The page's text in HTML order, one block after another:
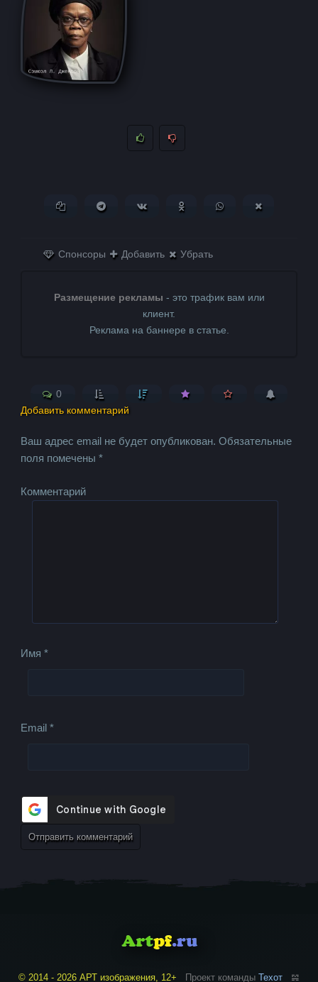
Копировать ссылкуПоделиться в Telegram
Поделиться ВКонтактеПоделиться в
Поделиться в
Спонсоры Добавить Убрать
Размещение рекламы - это трафик вам или
клиент.
Реклама на баннере в статье.
0
Добавить комментарий
Ваш адрес email не будет опубликован. Обязательные
поля помечены*
Комментарий
Имя*
Email*
© 2014 - 2026 АРТ изображения, 12+ Проект команды Техот 𝌴